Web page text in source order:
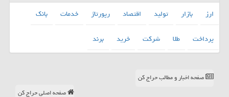
ارز بازار تولید اقتصاد رپورتاژ خدمات
بانك
پرداخت
طلا شركت خرید برند
صفحه اخبار و مطالب حراج کن
صفحه اصلی حراج کن